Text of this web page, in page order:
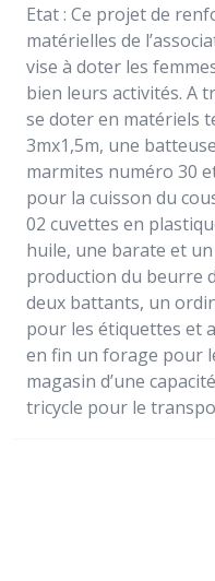
Etat : Ce projet de
matérielles de
vise à doter les
bien leurs activités. A
se doter en matériels
3mx1,5m, une
marmites numéro 30
pour la cuisson du
02 cuvettes en
huile, une barate et
production du beurre
deux battants, un
pour les étiquettes et
en fin un forage pour
magasin d’une
tricycle pour le